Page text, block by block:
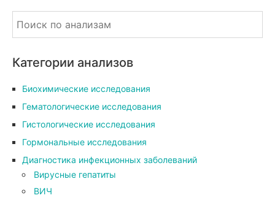
Категории анализов
Биохимические исследования
Гематологические исследования
Гистологические исследования
Гормональные исследования
Диагностика инфекционных заболеваний
Вирусные гепатиты
ВИЧ